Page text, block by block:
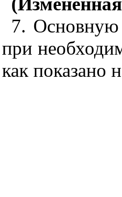
7. Основную
при
как показано